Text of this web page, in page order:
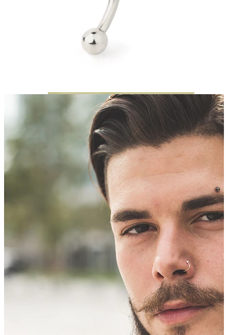
Bodymod Essentials
Αγοράζεις 4, πληρώνεις 3
Τύπος σκουλαρικιού